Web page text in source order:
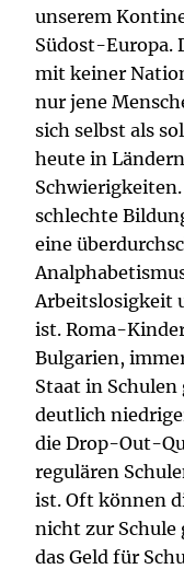
unserem
Südost-Europa.
mit keiner
nur jene
sich selbst als
heute in
schlechte
eine
Arbeitslosigkeit
ist. Roma-
Bulgarien,
Staat in Schulen
deutlich
die Drop-Out-
regulären
ist. Oft können
nicht zur Schule
das Geld für